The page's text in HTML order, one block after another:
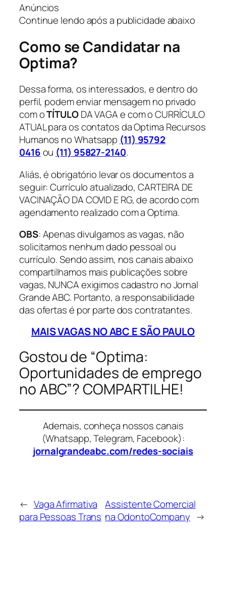
Anúncios
Continue lendo após a publicidade abaixo
Como se Candidatar na
Optima?
Dessa forma, os interessados, e dentro do
perfil, podem enviar mensagem no privado
com oTÍTULODA VAGA e com o CURRÍCULO
ATUAL para os contatos da Optima Recursos
Humanos no Whatsapp (11) 95792
0416ou (11) 95827-2140.
Aliás, é obrigatório levar os documentos a
seguir: Currículo atualizado, CARTEIRA DE
VACINAÇÃO DA COVID E RG, de acordo com
agendamento realizado com a Optima.
OBS: Apenas divulgamos as vagas, não
solicitamos nenhum dado pessoal ou
currículo. Sendo assim, nos canais abaixo
compartilhamos mais publicações sobre
vagas, NUNCA exigimos cadastro no Jornal
Grande ABC. Portanto, a responsabilidade
das ofertas é por parte dos contratantes.
MAIS VAGAS NOABC E SÃO PAULO
Gostou de “Optima:
Oportunidades de emprego
no ABC”? COMPARTILHE!
Ademais, conheça nossos canais
(Whatsapp, Telegram, Facebook):
jornalgrandeabc.com/redes-sociais
← Vaga Afirmativa
para Pessoas Trans
Assistente Comercial
na OdontoCompany →